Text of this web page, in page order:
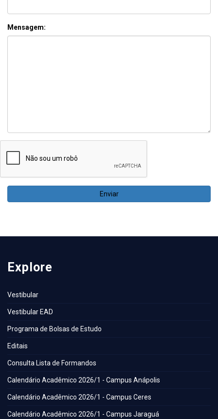
Mensagem:
Enviar
Explore
Vestibular
Vestibular EAD
Programa de Bolsas de Estudo
Editais
Consulta Lista de Formandos
Calendário Acadêmico 2026/1 - Campus Anápolis
Calendário Acadêmico 2026/1 - Campus Ceres
Calendário Acadêmico 2026/1 - Campus Jaraguá